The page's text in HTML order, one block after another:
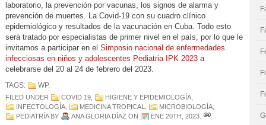
laboratorio, la prevención por vacunas, los signos de alarma y
prevención de muertes. La Covid-19 con su cuadro clínico
epidemiológico y resultados de la vacunación en Cuba. Todo esto
será tratado por especialistas de primer nivel en el país, por lo que le
invitamos a participar en el Simposio nacional de enfermedades
infecciosas en niños y adolescentes Pediatria IPK 2023 a
celebrarse del 20 al 24 de febrero del 2023.
TAGS: WP.
FILED UNDER COVID 19 HIGIENE Y EPIDEMIOLOGÍA
INFECTOLOGÍA
MEDICINA TROPICAL MICROBIOLOGÍA
PEDIATRÍABY ANA GLORIA DÍAZ ON ENE 20TH, 2023